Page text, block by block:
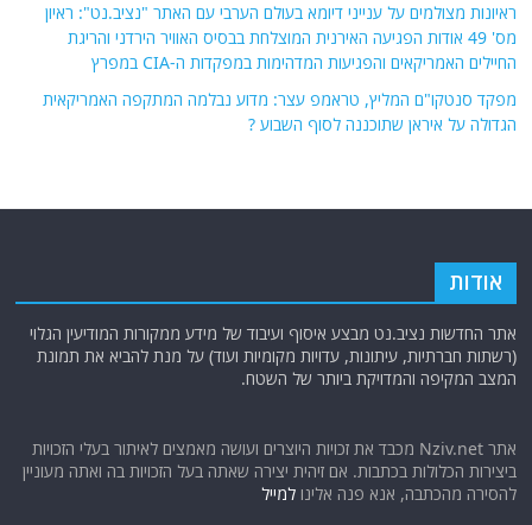
ראיונות מצולמים על ענייני דיומא בעולם הערבי עם האתר "נציב.נט": ראיון
מס' 49 אודות הפגיעה האירנית המוצלחת בבסיס האוויר הירדני והריגת
החיילים האמריקאים והפגיעות המדהימות במפקדות ה-CIA במפרץ
מפקד סנטקו"ם המליץ, טראמפ עצר: מדוע נבלמה המתקפה האמריקאית
הגדולה על איראן שתוכננה לסוף השבוע ?
אודות
אתר החדשות נציב.נט מבצע איסוף ועיבוד של מידע ממקורות המודיעין הגלוי
(רשתות חברתיות, עיתונות, עדויות מקומיות ועוד) על מנת להביא את תמונת
המצב המקיפה והמדויקת ביותר של השטח.
אתר Nziv.net מכבד את זכויות היוצרים ועושה מאמצים לאיתור בעלי הזכויות
ביצירות הכלולות בכתבות. אם זיהית יצירה שאתה בעל הזכויות בה ואתה מעוניין
להסירה מהכתבה, אנא פנה אלינולמייל